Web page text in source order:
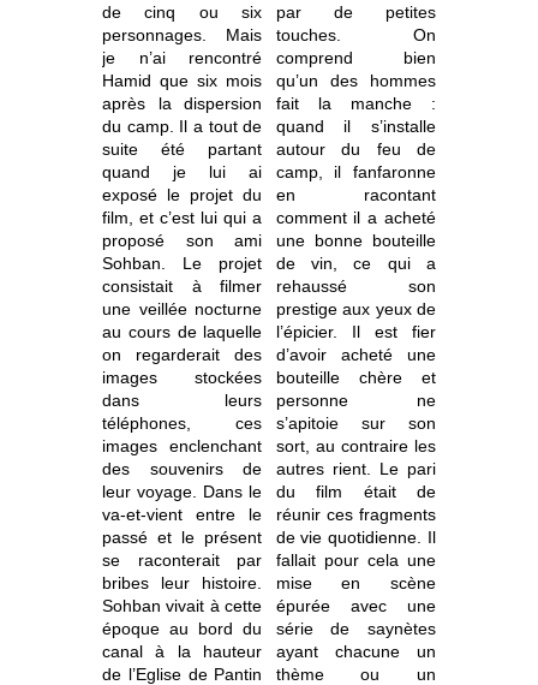
de cinq ou six
personnages. Mais
je n’ai rencontré
Hamid que six mois
après la dispersion
du camp. Il a tout de
suite été partant
quand je lui ai
exposé le projet du
film, et c’est lui qui a
proposé son ami
Sohban. Le projet
consistait à filmer
une veillée nocturne
au cours de laquelle
on regarderait des
images stockées
dans leurs
téléphones, ces
images enclenchant
des souvenirs de
leur voyage. Dans le
va-et-vient entre le
passé et le présent
se raconterait par
bribes leur histoire.
Sohban vivait à cette
époque au bord du
canal à la hauteur
de l’Eglise de Pantin
par de petites
touches. On
comprend bien
qu’un des hommes
fait la manche :
quand il s’installe
autour du feu de
camp, il fanfaronne
en racontant
comment il a acheté
une bonne bouteille
de vin, ce qui a
rehaussé son
prestige aux yeux de
l’épicier. Il est fier
d’avoir acheté une
bouteille chère et
personne ne
s’apitoie sur son
sort, au contraire les
autres rient. Le pari
du film était de
réunir ces fragments
de vie quotidienne. Il
fallait pour cela une
mise en scène
épurée avec une
série de saynètes
ayant chacune un
thème ou un